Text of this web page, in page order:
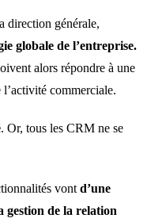
direction générale,
globale de l’entreprise.
alors répondre à une
commerciale.
. Or, tous les CRM ne se
vont d’une
gestion de la relation